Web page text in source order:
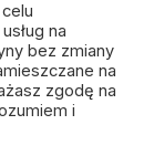
na
bez zmiany
na
zgodę na
i